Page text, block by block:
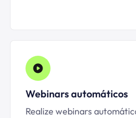
Webinars automáticos
Realize webinars